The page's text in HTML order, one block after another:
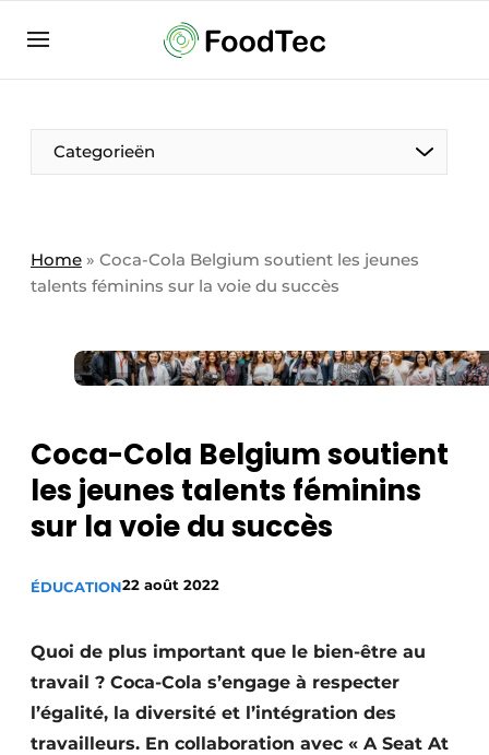
Eigen content aanleveren
Emploi
EntreprisesMerci de votre inscription
S’inscrire
Evenement aanmelden
Meest gelezen
Podcasts
Privacy / Cookie statement
S’inscrire
Video’s
Categorieën
Home » Coca-Cola Belgium soutient les jeunes
talents féminins sur la voie du succès
Coca-Cola Belgium soutient
les jeunes talents féminins
sur la voie du succès
ÉDUCATION22 août 2022
Quoi de plus important que le bien-être au
travail ? Coca-Cola s’engage à respecter
l’égalité, la diversité et l’intégration des
travailleurs. En collaboration avec « A Seat At